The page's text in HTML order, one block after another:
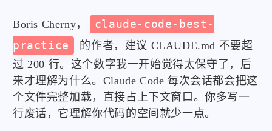
Boris Cherny，
claude-code-best-
practice
的作者，建议 CLAUDE.md 不要超
过 200 行。这个数字我一开始觉得太保守了，后
来才理解为什么。Claude Code 每次会话都会把这
个文件完整加载，直接占上下文窗口。你多写一
行废话，它理解你代码的空间就少一点。